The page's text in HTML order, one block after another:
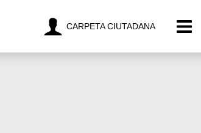
CARPETA CIUTADANA